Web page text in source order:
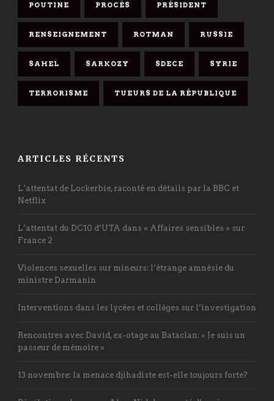
POUTINE PROCÈS PRÉSIDENT
RENSEIGNEMENT ROTMAN RUSSIE
SAHEL SARKOZY SDECE SYRIE
TERRORISME TUEURS DE LA RÉPUBLIQUE
ARTICLES RÉCENTS
L’attentat de Lockerbie, raconté en détails par la BBC et
Netflix
L’attentat du DC10 d’UTA dans « Affaires sensibles » sur
France 2
Violences sexuelles sur mineurs: l’étrange amnésie du
ministre Darmanin
Interventions dans les lycées et collèges sur l’investigation
Rencontres avec David, ex-otage au Bataclan: « Je suis un
passeur de mémoire »
13 novembre: la menace djihadiste est-elle toujours forte?